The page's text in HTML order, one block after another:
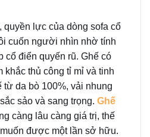
quyền lực của dòng sofa cổ
cuốn người nhìn nhờ tính
cổ điển quyến rũ. Ghế có
thủ công tỉ mỉ và tinh
từ da bò 100%, vải nhung
sảo và sang trọng. Ghế
càng lâu càng giá trị, thế
được một lần sở hữu.